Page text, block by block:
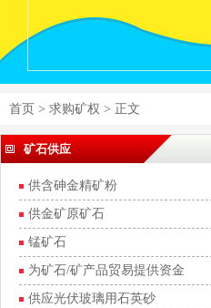
首页 > 求购矿权 > 正文
矿石供应
供含砷金精矿粉
供金矿原矿石
锰矿石
为矿石/矿产品贸易提供资金
供应光伏玻璃用石英砂